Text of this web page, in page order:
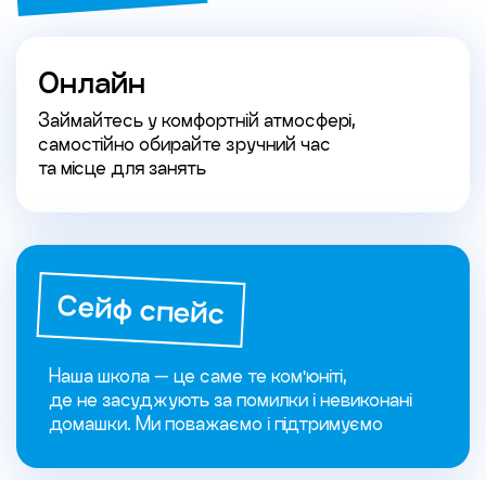
Онлайн
Займайтесь у комфортній атмосфері,
самостійно обирайте зручний час
та місце для занять
Сейф спейс
Наша школа — це саме те ком'юніті,
де не засуджують за помилки і невиконані
домашки. Ми поважаємо і підтримуємо